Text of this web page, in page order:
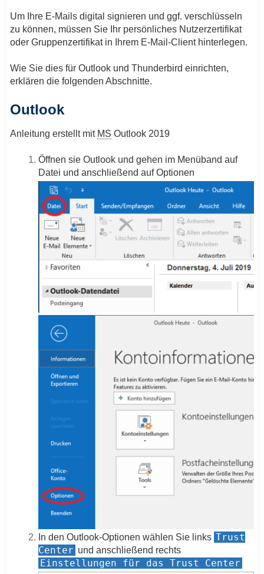
Um Ihre E-Mails digital signieren und ggf. verschlüsseln
zu können, müssen Sie Ihr persönliches Nutzerzertifikat
oder Gruppenzertifikat in Ihrem E-Mail-Client hinterlegen.
Wie Sie dies für Outlook und Thunderbird einrichten,
erklären die folgenden Abschnitte.
Outlook
Anleitung erstellt mit MS Outlook 2019
Öffnen sie Outlook und gehen im Menüband auf
Datei und anschließend auf Optionen
In den Outlook-Optionen wählen Sie links Trust
Center und anschließend rechts
Einstellungen für das Trust Center